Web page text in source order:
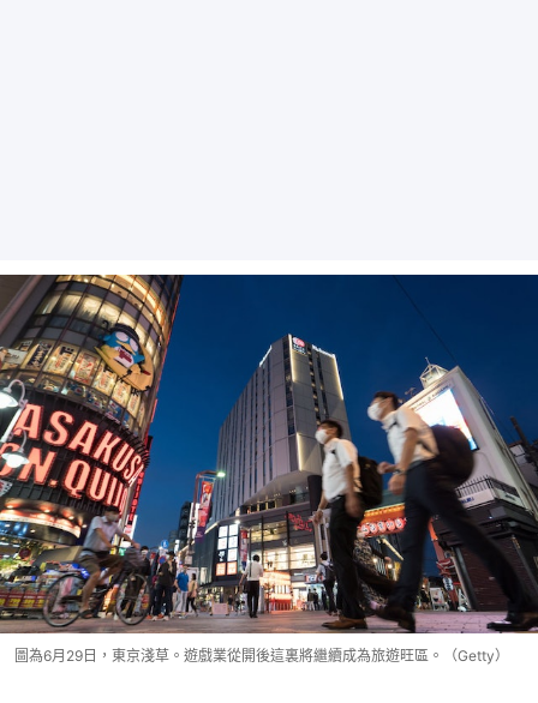
圖為6月29日，東京淺草。遊戲業從開後這裏將繼續成為旅遊旺區。（Getty）